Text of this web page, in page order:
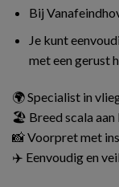
Bij
Je kunt
met een gerust
🌍 Specialist in
🏖️ Breed scala aan
📸 Voorpret met
✈️ Eenvoudig en